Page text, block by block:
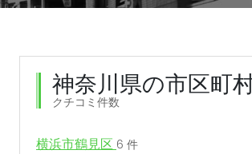
神奈川県の市区町
クチコミ件数
横浜市鶴見区 6 件